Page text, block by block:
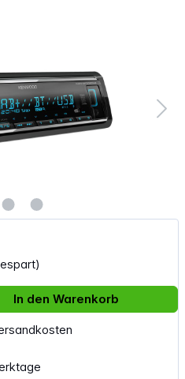
gewünschten
In den Warenkorb